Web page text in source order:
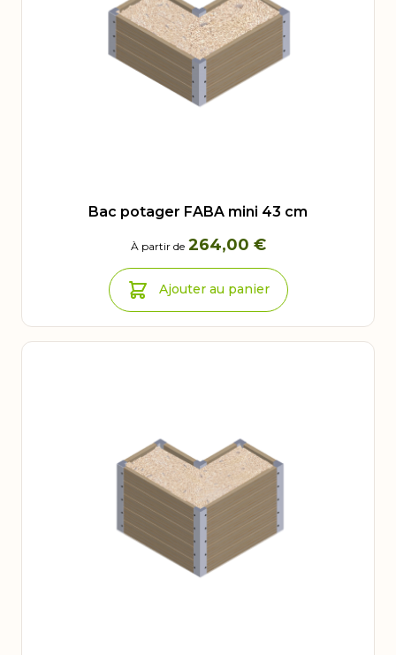
Bac potager FABA mini 43 cm
À partir de 264,00 €
Ajouter au panier